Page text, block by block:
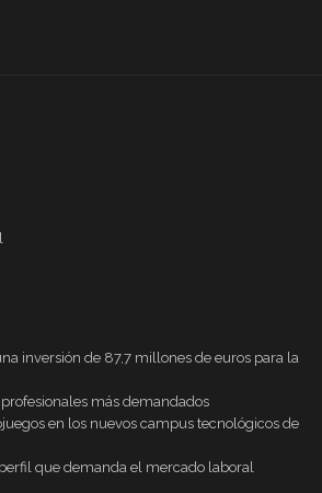
inversión de 87,7 millones de euros para la
más demandados
en los nuevos campus tecnológicos de
que demanda el mercado laboral